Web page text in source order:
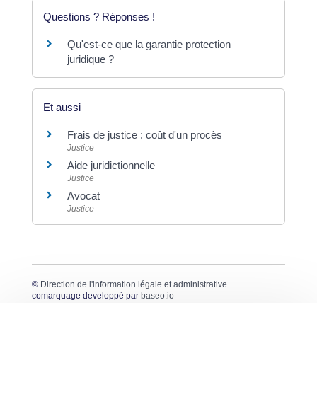
Questions ? Réponses !
Qu'est-ce que la garantie protection
juridique ?
Et aussi
Frais de justice : coût d'un procès
Justice
Aide juridictionnelle
Justice
Avocat
Justice
© Direction de l'information légale et administrative
comarquage developpé par baseo.io